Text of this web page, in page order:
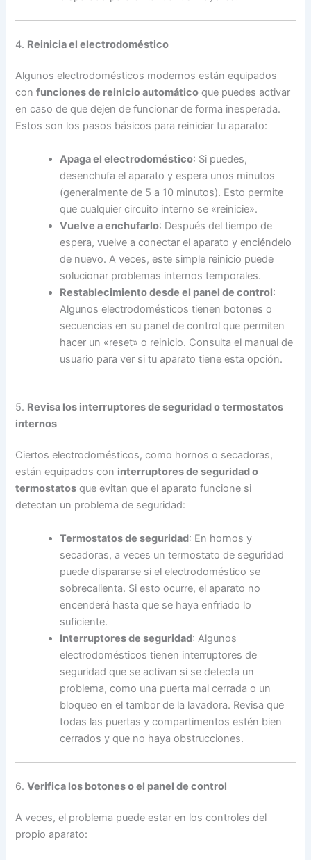
4. Reinicia el electrodoméstico
Algunos electrodomésticos modernos están equipados
confunciones de reinicio automático que puedes activar
en caso de que dejen de funcionar de forma inesperada.
Estos son los pasos básicos para reiniciar tu aparato:
Apaga el electrodoméstico: Si puedes,
desenchufa el aparato y espera unos minutos
(generalmente de 5 a 10 minutos). Esto permite
que cualquier circuito interno se «reinicie».
Vuelve a enchufarlo: Después del tiempo de
espera, vuelve a conectar el aparato y enciéndelo
de nuevo. A veces, este simple reinicio puede
solucionar problemas internos temporales.
Restablecimiento desde el panel de control:
Algunos electrodomésticos tienen botones o
secuencias en su panel de control que permiten
hacer un «reset» o reinicio. Consulta el manual de
usuario para ver si tu aparato tiene esta opción.
5. Revisa los interruptores de seguridad o termostatos
internos
Ciertos electrodomésticos, como hornos o secadoras,
están equipados con interruptores de seguridad o
termostatos que evitan que el aparato funcione si
detectan un problema de seguridad:
Termostatos de seguridad: En hornos y
secadoras, a veces un termostato de seguridad
puede dispararse si el electrodoméstico se
sobrecalienta. Si esto ocurre, el aparato no
encenderá hasta que se haya enfriado lo
suficiente.
Interruptores de seguridad: Algunos
electrodomésticos tienen interruptores de
seguridad que se activan si se detecta un
problema, como una puerta mal cerrada o un
bloqueo en el tambor de la lavadora. Revisa que
todas las puertas y compartimentos estén bien
cerrados y que no haya obstrucciones.
6.Verifica los botones o el panel de control
A veces, el problema puede estar en los controles del
propio aparato: